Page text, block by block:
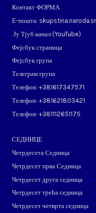
Контакт ФОРМА
Е-пошта:
Ју Тјуб канал (YouTube)
Фејсбук страница
Фејсбук група
Телеграм група
Телефон: ​+381617347571
Телефон: ​+381621803421
Телефон: ​+381112651175
СЕДНИЦЕ
Четрдесета Седница
Четрдесет прва Седница
Четрдесет друга седница
Четрдесет трећа седница
Четрдесет четврта седница